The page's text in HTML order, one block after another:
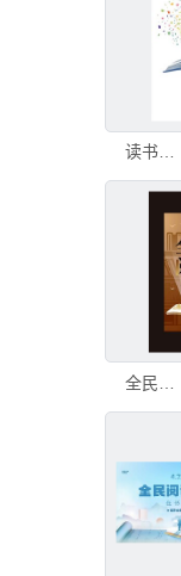
读书海报背景